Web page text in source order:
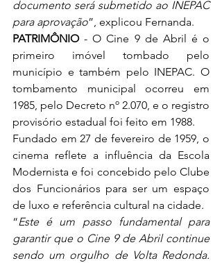
documento será submetido ao INEPAC
para aprovação”, explicou Fernanda.
PATRIMÔNIO - O Cine 9 de Abril é o
primeiro imóvel tombado pelo
município e também pelo INEPAC. O
tombamento municipal ocorreu em
1985, pelo Decreto nº 2.070, e o registro
provisório estadual foi feito em 1988.
Fundado em 27 de fevereiro de 1959, o
cinema reflete a influência da Escola
Modernista e foi concebido pelo Clube
dos Funcionários para ser um espaço
de luxo e referência cultural na cidade.
“Este é um passo fundamental para
garantir que o Cine 9 de Abril continue
sendo um orgulho de Volta Redonda.